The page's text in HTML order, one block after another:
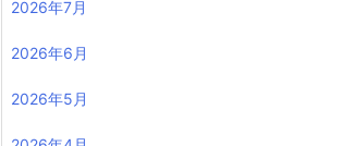
2026年7月
2026年6月
2026年5月